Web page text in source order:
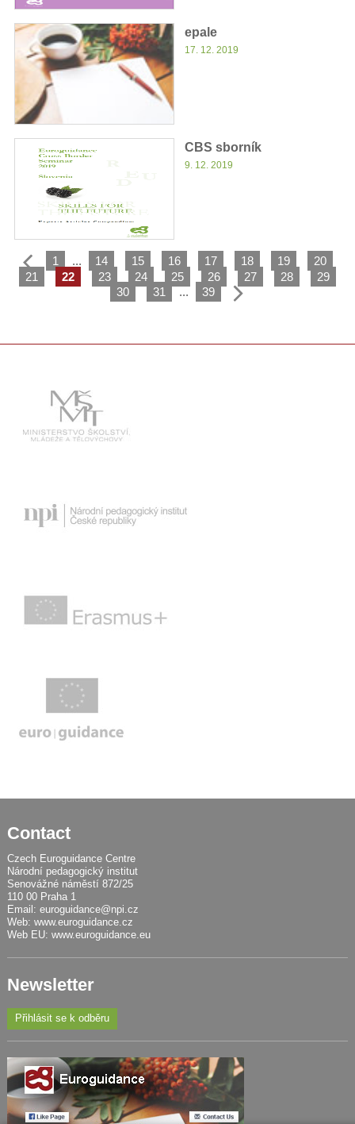
epale
17. 12. 2019
CBS sborník
9. 12. 2019
1 ... 14 15 16 17 18 19
20
21
22 23 24 25 26 27 28
29
30
31 ... 39
Contact
Czech Euroguidance Centre
Národní pedagogický institut
Senovážné náměstí 872/25
110 00 Praha 1
Email: euroguidance@npi.cz
Web: www.euroguidance.cz
Web EU: www.euroguidance.eu
Newsletter
Přihlásit se k odběru